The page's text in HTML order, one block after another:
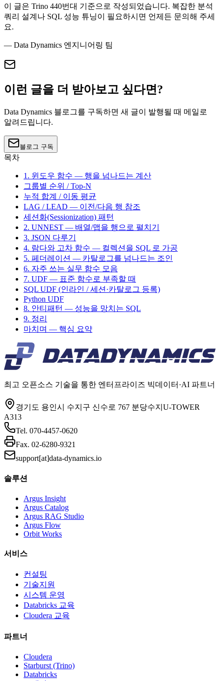
이 글은 Trino 440번대 기준으로 작성되었습니다. 복잡한 분석
쿼리 설계나 SQL 성능 튜닝이 필요하시면 언제든 문의해 주세
요.
— Data Dynamics 엔지니어링 팀
이런 글을 더 받아보고 싶다면?
Data Dynamics 블로그를 구독하면 새 글이 발행될 때 메일로
알려드립니다.
블로그 구독
목차
1. 윈도우 함수 — 행을 넘나드는 계산
그룹별 순위 / Top-N
누적 합계 / 이동 평균
LAG / LEAD — 이전/다음 행 참조
세션화(Sessionization) 패턴
2. UNNEST — 배열/맵을 행으로 펼치기
3. JSON 다루기
4. 람다와 고차 함수 — 컬렉션을 SQL 로 가공
5. 페더레이션 — 카탈로그를 넘나드는 조인
6. 자주 쓰는 실무 함수 모음
7. UDF — 표준 함수로 부족할 때
SQL UDF (인라인 / 세션·카탈로그 등록)
Python UDF
8. 안티패턴 — 성능을 망치는 SQL
9. 정리
마치며 — 핵심 요약
최고 오픈소스 기술을 통한 엔터프라이즈 빅데이터·AI 파트너
경기도 용인시 수지구 신수로 767 분당수지U-TOWER
A313
Tel. 070-4457-0620
Fax. 02-6280-9321
support[at]data-dynamics.io
솔루션
Argus Insight
Argus Catalog
Argus RAG Studio
Argus Flow
Orbit Works
서비스
컨설팅
기술지원
시스템 운영
Databricks 교육
Cloudera 교육
파트너
Cloudera
Starburst (Trino)
Databricks